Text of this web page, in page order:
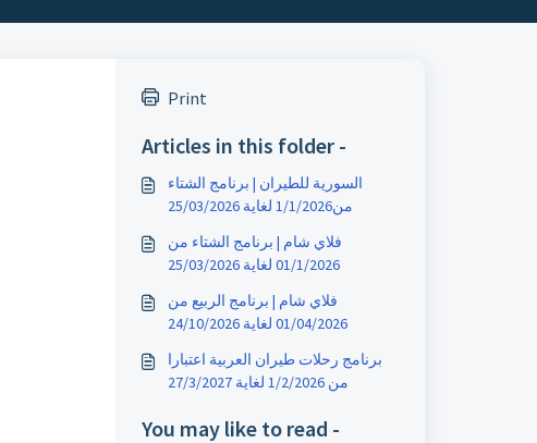
Print
Articles in this folder -
السورية للطيران | برنامج الشتاء
من1/1/2026 لغاية 25/03/2026
فلاي شام | برنامج الشتاء من
01/1/2026 لغاية 25/03/2026
فلاي شام | برنامج الربيع من
01/04/2026 لغاية 24/10/2026
برنامج رحلات طيران العربية اعتبارا
من 1/2/2026 لغاية 27/3/2027
You may like to read -